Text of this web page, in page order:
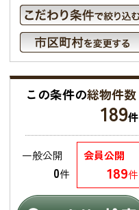
この条件の総物件数
189件
会員公開
189件
一般公開
0件